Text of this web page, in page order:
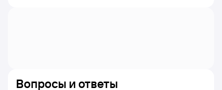
Вопросы и ответы